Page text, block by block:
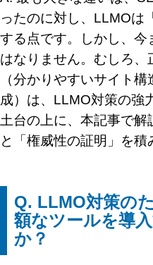
ったのに対し、LLMOは
する点です。しかし、今
はなりません。むしろ
（分かりやすいサイト
成）は、LLMO対策の強
土台の上に、本記事で解
と「権威性の証明」を積
Q. LLMO対策の
額なツールを導
か？